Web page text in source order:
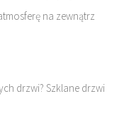
na zewnątrz
drzwi? Szklane drzwi